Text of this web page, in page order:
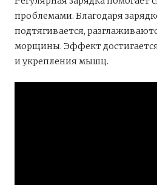
проблемами. Благодаря
подтягивается,
морщины. Эффект достигается
и укрепления мышц.